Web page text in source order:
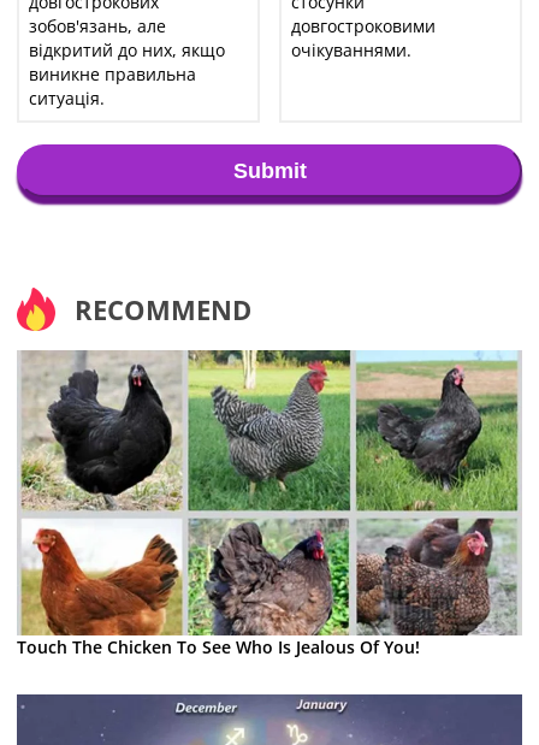
зобов'язань, але
відкритий до них, якщо
виникне правильна
ситуація.
довгостроковими
очікуваннями.
Submit
RECOMMEND
Touch The Chicken To See Who Is Jealous Of You!